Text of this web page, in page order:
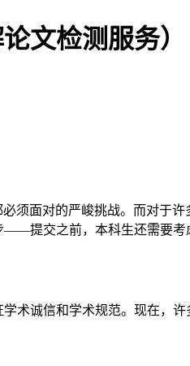
文检测服务）
须面对的严峻挑战。而对于
提交之前，本科生还需要考
术诚信和学术规范。现在，